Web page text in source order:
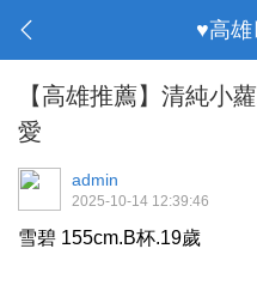
♥高
【高雄推薦】清純小
愛
admin
2025-10-14 12:39:46
雪碧 155cm.B杯.19歲